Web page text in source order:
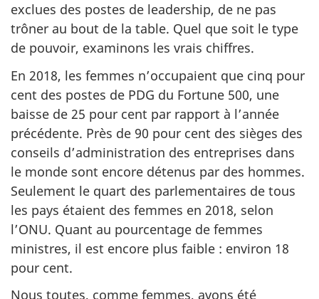
exclues des postes de leadership, de ne pas
trôner au bout de la table. Quel que soit le type
de pouvoir, examinons les vrais chiffres.
En 2018, les femmes n’occupaient que cinq pour
cent des postes de PDG du Fortune 500, une
baisse de 25 pour cent par rapport à l’année
précédente. Près de 90 pour cent des sièges des
conseils d’administration des entreprises dans
le monde sont encore détenus par des hommes.
Seulement le quart des parlementaires de tous
les pays étaient des femmes en 2018, selon
l’ONU. Quant au pourcentage de femmes
ministres, il est encore plus faible : environ 18
pour cent.
Nous toutes, comme femmes, avons été